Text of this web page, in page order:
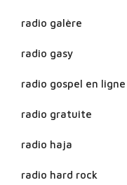
radio galère
radio gasy
radio gospel en ligne
radio gratuite
radio haja
radio hard rock